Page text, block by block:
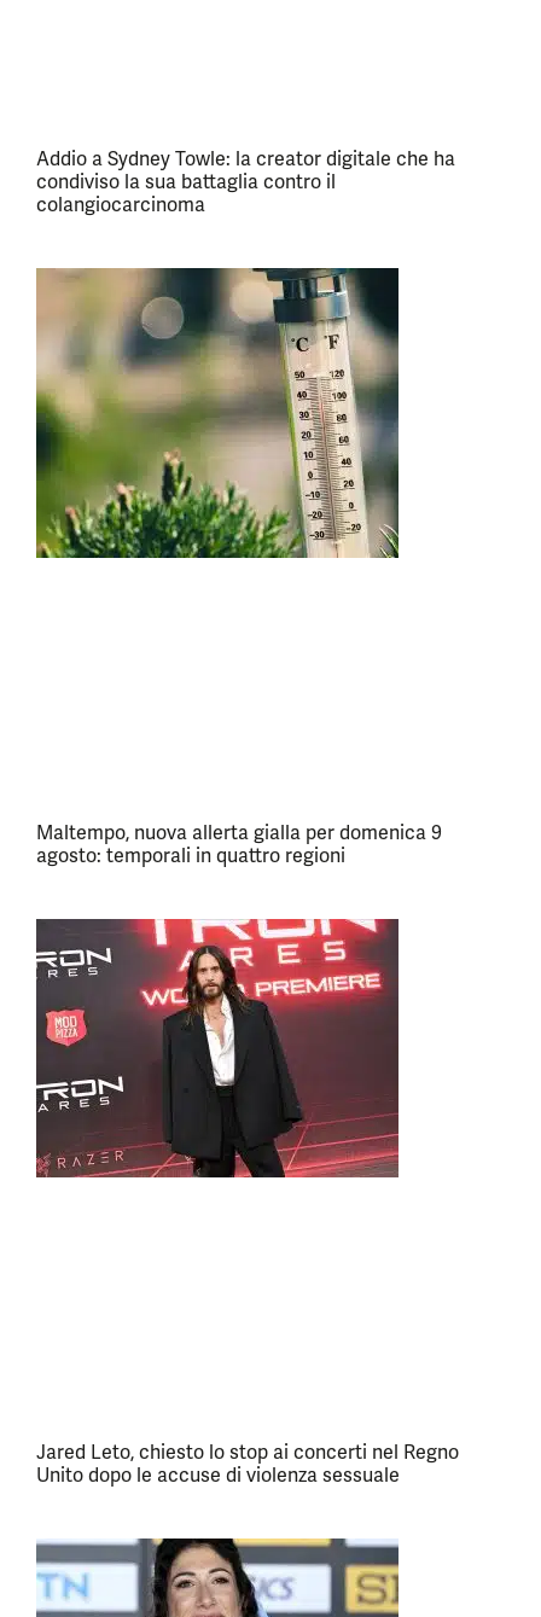
Addio a Sydney Towle: la creator digitale che ha
condiviso la sua battaglia contro il
colangiocarcinoma
Maltempo, nuova allerta gialla per domenica 9
agosto: temporali in quattro regioni
Jared Leto, chiesto lo stop ai concerti nel Regno
Unito dopo le accuse di violenza sessuale